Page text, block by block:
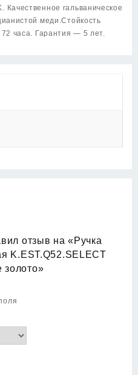
гальваническое
меди.Стойкость
часа. Гарантия — 5 лет.
отзыв на «Ручка
K.EST.Q52.SELECT
золото»